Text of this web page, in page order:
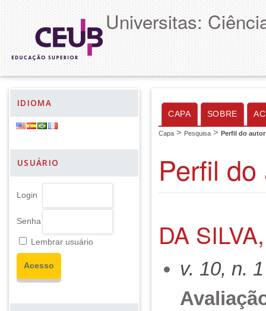
Universitas:
IDIOMA
USUÁRIO
Login
Senha
Lembrar usuário
CAPA SOBRE
Capa > Pesquisa > Perfil do autor
Perfil
DA
v. 10, n.